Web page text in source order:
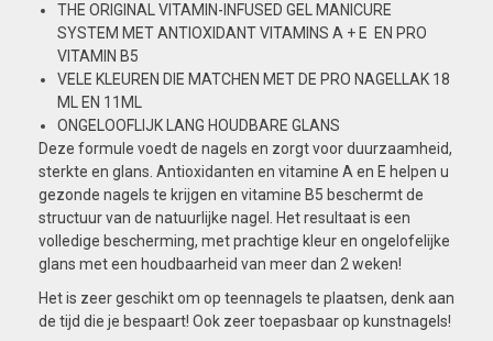
THE ORIGINAL VITAMIN-INFUSED GEL MANICURE
SYSTEM MET ANTIOXIDANT VITAMINS A + E EN PRO
VITAMIN B5
VELE KLEUREN DIE MATCHEN MET DE PRO NAGELLAK 18
ML EN 11ML
ONGELOOFLIJK LANG HOUDBARE GLANS
Deze formule voedt de nagels en zorgt voor duurzaamheid,
sterkte en glans. Antioxidanten en vitamine A en E helpen u
gezonde nagels te krijgen en vitamine B5 beschermt de
structuur van de natuurlijke nagel. Het resultaat is een
volledige bescherming, met prachtige kleur en ongelofelijke
glans met een houdbaarheid van meer dan 2 weken!
Het is zeer geschikt om op teennagels te plaatsen, denk aan
de tijd die je bespaart! Ook zeer toepasbaar op kunstnagels!